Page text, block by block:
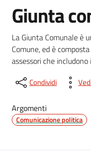
Giunta
La Giunta Comunale è
Comune, ed è
assessori che
Condividi
Argomenti
Comunicazione politica